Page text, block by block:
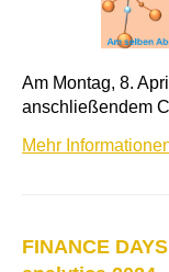
Am Montag, 8.
anschließendem
Mehr
FINANCE